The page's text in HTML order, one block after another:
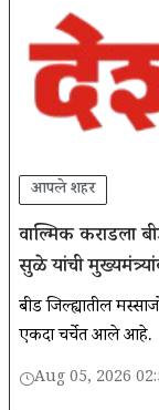
आपले शहर
वाल्मिक कराडला
सुळे यांची
बीड जिल्ह्यातील
एकदा चर्चेत आले आहे.
Aug 05, 2026